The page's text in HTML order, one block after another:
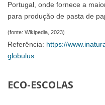
Portugal, onde fornece a
para produção de pasta de
(fonte: Wikipedia, 2023)
Referência: https://
globulus
ECO-ESCOLAS